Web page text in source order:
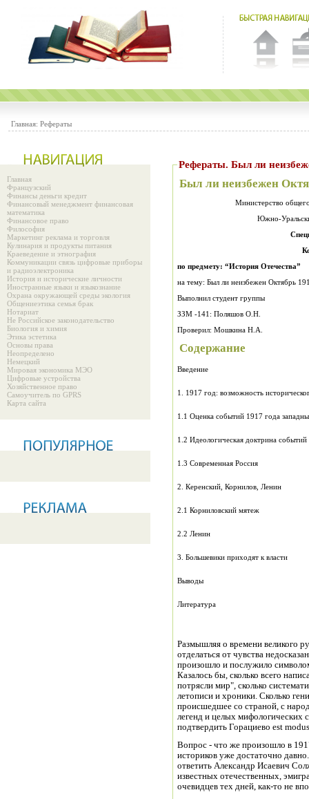
Главная: Рефераты
Главная
Французский
Финансы деньги кредит
Финансовый менеджмент финансовая
математика
Финансовое право
Философия
Маркетинг реклама и торговля
Кулинария и продукты питания
Краеведение и этнография
Коммуникации связь цифровые приборы
и радиоэлектроника
История и исторические личности
Иностранные языки и языкознание
Охрана окружающей среды экология
Общениеэтика семья брак
Нотариат
Не Российское законодательство
Биология и химия
Этика эстетика
Основы права
Неопределено
Немецкий
Мировая экономика МЭО
Цифровые устройства
Хозяйственное право
Самоучитель по GPRS
Карта сайта
Рефераты. Был ли
Был ли неизбежен
Министерство
Южно-
по предмету: “История Отечества”
на тему: Был ли неизбежен Октябрь
Выполнил студент группы
ЗЗМ -141: Поляшов О.Н.
Проверил: Мошкина Н.А.
Содержание
Введение
1. 1917 год: возможность
1.1 Оценка событий 1917 года
1.2 Идеологическая доктрина
1.3 Современная Россия
2. Керенский, Корнилов, Ленин
2.1 Корниловский мятеж
2.2 Ленин
3. Большевики приходят к власти
Выводы
Литература
Размышляя о времени великого
отделаться от чувства
произошло и послужило
Казалось бы, сколько всего
потрясли мир", сколько
летописи и хроники. Сколько
происшедшее со страной, с
легенд и целых мифологических
подтвердить Горациево est
Вопрос - что же произошло в
историков уже достаточно
ответить Александр Исаевич
известных отечественных,
очевидцев тех дней, как-то не